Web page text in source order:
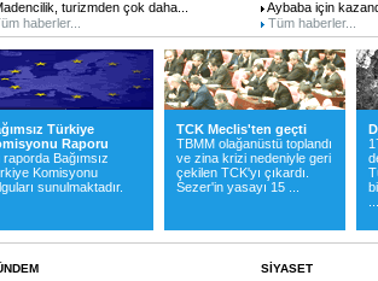
turizmden çok daha
haberler...
Aybaba için
Tüm haberler...
Türkiye
Raporu
raporda Bağımsız
Komisyonu
sunulmaktadır.
TCK Meclis'ten geçti
TBMM olağanüstü toplandı
ve zina krizi nedeniyle geri
çekilen TCK'yı çıkardı.
Sezer'in yasayı 15 ...
SİYASET